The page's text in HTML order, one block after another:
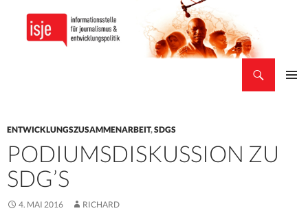
ENTWICKLUNGSZUSAMMENARBEIT,SDGS
PODIUMSDISKUSSION ZU
SDG’S
4. MAI 2016 RICHARD